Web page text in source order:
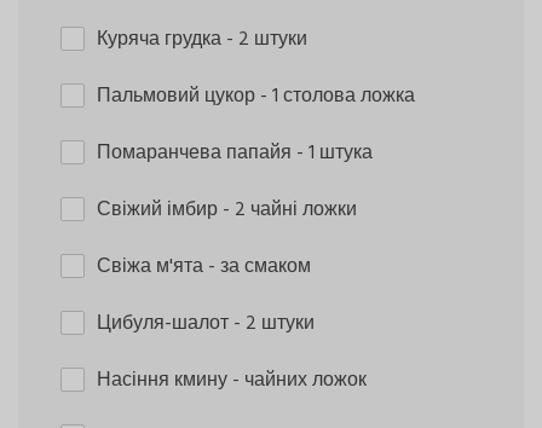
Куряча грудка- 2 штуки
Пальмовий цукор- 1 столова ложка
Помаранчева папайя - 1 штука
Свіжий імбир- 2 чайні ложки
Свіжа м'ята- за смаком
Цибуля-шалот- 2 штуки
Насіння кмину- чайних ложок